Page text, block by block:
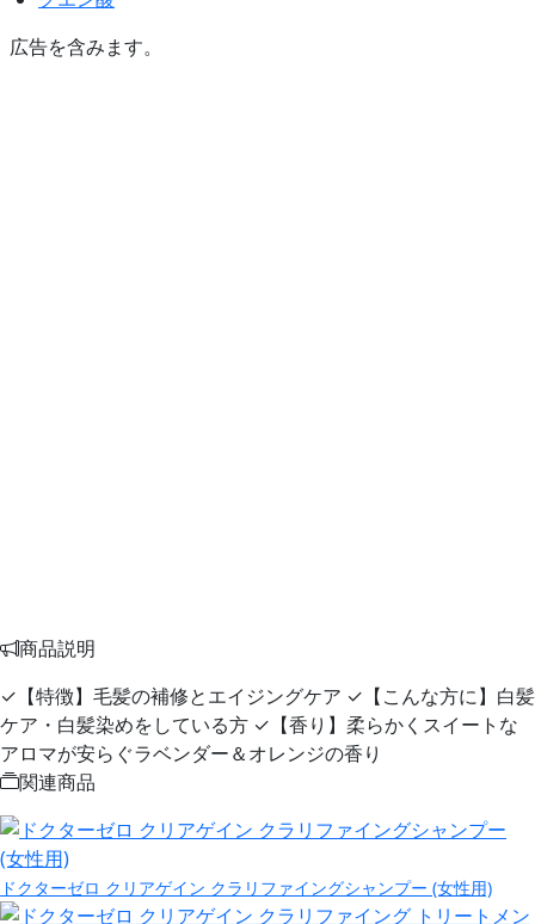
広告を含みます。
商品説明
✓【特徴】毛髪の補修とエイジングケア ✓【こんな方に】白髪
ケア・白髪染めをしている方 ✓【香り】柔らかくスイートな
アロマが安らぐラベンダー＆オレンジの香り
関連商品
ドクターゼロ クリアゲイン クラリファイングシャンプー (女性用)